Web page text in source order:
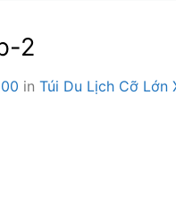
2
in Túi Du Lịch Cỡ Lớn